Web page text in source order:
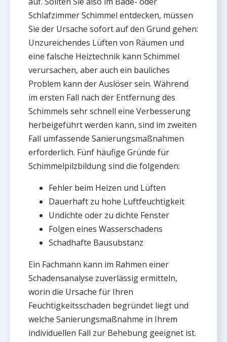
Schlafzimmer Schimmel entdecken, müssen
Sie der Ursache sofort auf den Grund gehen:
Unzureichendes Lüften von Räumen und
eine falsche Heiztechnik kann Schimmel
verursachen, aber auch ein bauliches
Problem kann der Auslöser sein. Während
im ersten Fall nach der Entfernung des
Schimmels sehr schnell eine Verbesserung
herbeigeführt werden kann, sind im zweiten
Fall umfassende Sanierungsmaßnahmen
erforderlich. Fünf häufige Gründe für
Schimmelpilzbildung sind die folgenden:
Fehler beim Heizen und Lüften
Dauerhaft zu hohe Luftfeuchtigkeit
Undichte oder zu dichte Fenster
Folgen eines Wasserschadens
Schadhafte Bausubstanz
Ein Fachmann kann im Rahmen einer
Schadensanalyse zuverlässig ermitteln,
worin die Ursache für Ihren
Feuchtigkeitsschaden begründet liegt und
welche Sanierungsmaßnahme in Ihrem
individuellen Fall zur Behebung geeignet ist.